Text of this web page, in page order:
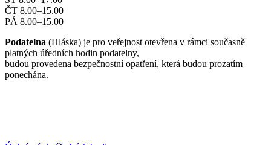
ČT 8.00–15.00
PÁ 8.00–15.00
Podatelna (Hláska) je pro veřejnost otevřena v rámci současně
platných úředních hodin podatelny,
budou provedena bezpečnostní opatření, která budou prozatím
ponechána.